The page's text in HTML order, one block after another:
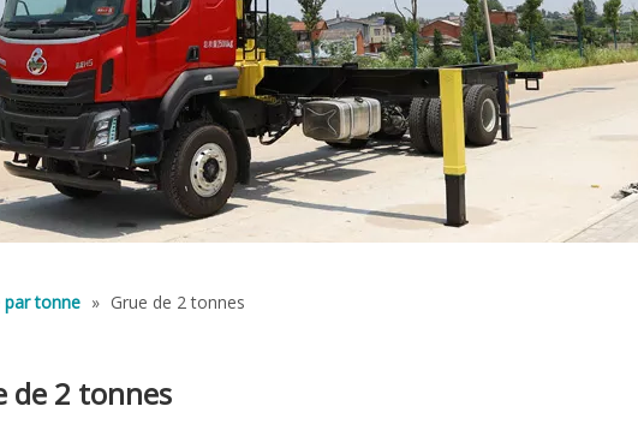
par tonne » Grue de 2 tonnes
de 2 tonnes